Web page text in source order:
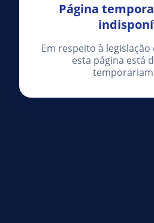
Página
Em respeito à
esta página está